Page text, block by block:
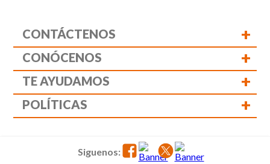
CONTÁCTENOS +
CONÓCENOS +
TE AYUDAMOS +
POLÍTICAS +
Siguenos: